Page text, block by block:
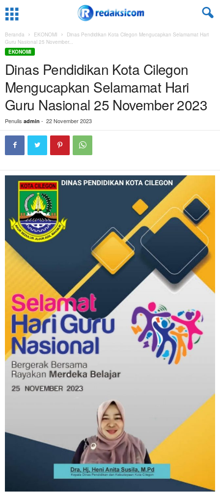
Beranda EKONOMI
Dinas Pendidikan Kota Cilegon Mengucapkan Selamamat Hari
Guru Nasional 25 November...
EKONOMI
Dinas Pendidikan Kota Cilegon
Mengucapkan Selamamat Hari
Guru Nasional 25 November 2023
Penulis admin - 22 November 2023